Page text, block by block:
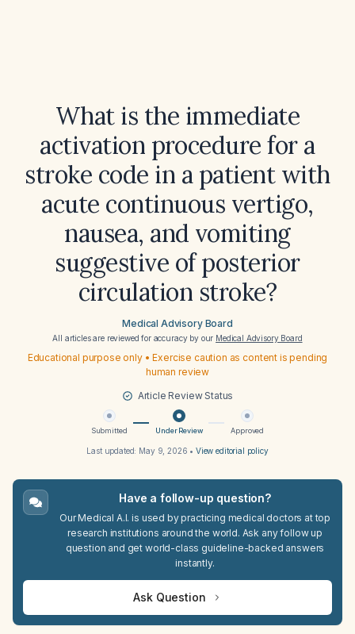
What is the immediate
activation procedure for a
stroke code in a patient with
acute continuous vertigo,
nausea, and vomiting
suggestive of posterior
circulation stroke?
Medical Advisory Board
All articles are reviewed for accuracy by our Medical Advisory Board
Educational purpose only • Exercise caution as content is pending
human review
Article Review Status
Submitted Under Review Approved
Last updated: May 9, 2026 • View editorial policy
Have a follow-up question?
Our Medical A.I. is used by practicing medical doctors at top
research institutions around the world. Ask any follow up
question and get world-class guideline-backed answers
instantly.
Ask Question